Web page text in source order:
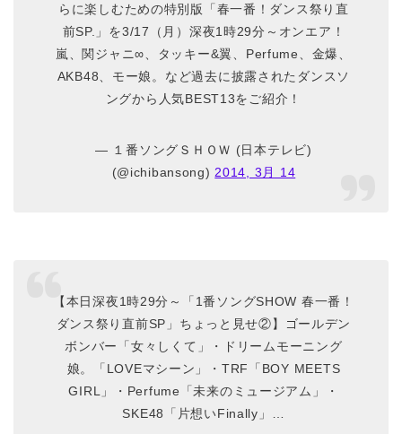
らに楽しむための特別版「春一番！ダンス祭り直
前SP.」を3/17（月）深夜1時29分～オンエア！
嵐、関ジャニ∞、タッキー&翼、Perfume、金爆、
AKB48、モー娘。など過去に披露されたダンスソ
ングから人気BEST13をご紹介！
— １番ソングＳＨＯＷ (日本テレビ)
(@ichibansong)2014, 3月 14
【本日深夜1時29分～「1番ソングSHOW 春一番！
ダンス祭り直前SP」ちょっと見せ②】ゴールデン
ボンバー「女々しくて」・ドリームモーニング
娘。「LOVEマシーン」・TRF「BOY MEETS
GIRL」・Perfume「未来のミュージアム」・
SKE48「片想いFinally」…